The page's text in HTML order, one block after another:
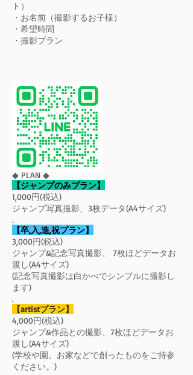
ト）
・お名前（撮影するお子様）
・希望時間
・撮影プラン
◆ PLAN ◆
【ジャンプのみプラン】
1,000円(税込)
ジャンプ写真撮影、3枚データ(A4サイズ)
.
【卒,入,進,祝プラン】
3,000円(税込)
ジャンプ&記念写真撮影、 7枚ほどデータお
渡し(A4サイズ)
(記念写真撮影は白かべでシンプルに撮影し
ます)
.
【artistプラン】
4,000円(税込)
ジャンプ&作品との撮影、7枚ほどデータお
渡し(A4サイズ)
(学校や園、お家などで創ったものをご持参
ください。)